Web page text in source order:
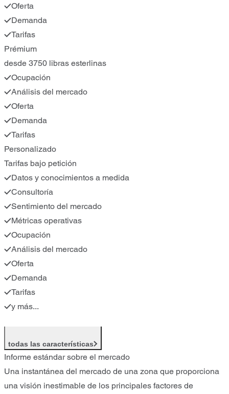
Oferta
Demanda
Tarifas
Prémium
desde 3750 libras esterlinas
Ocupación
Análisis del mercado
Oferta
Demanda
Tarifas
Personalizado
Tarifas bajo petición
Datos y conocimientos a medida
Consultoría
Sentimiento del mercado
Métricas operativas
Ocupación
Análisis del mercado
Oferta
Demanda
Tarifas
y más...
todas las características
Informe estándar sobre el mercado
Una instantánea del mercado de una zona que proporciona
una visión inestimable de los principales factores de